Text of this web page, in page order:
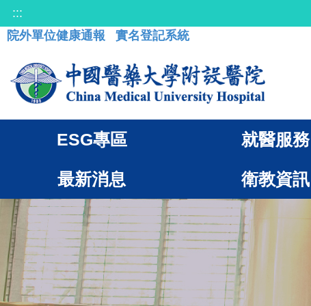
:::
院外單位健康通報
實名登記系統
ESG專區 就醫服務
最新消息 衛教資訊